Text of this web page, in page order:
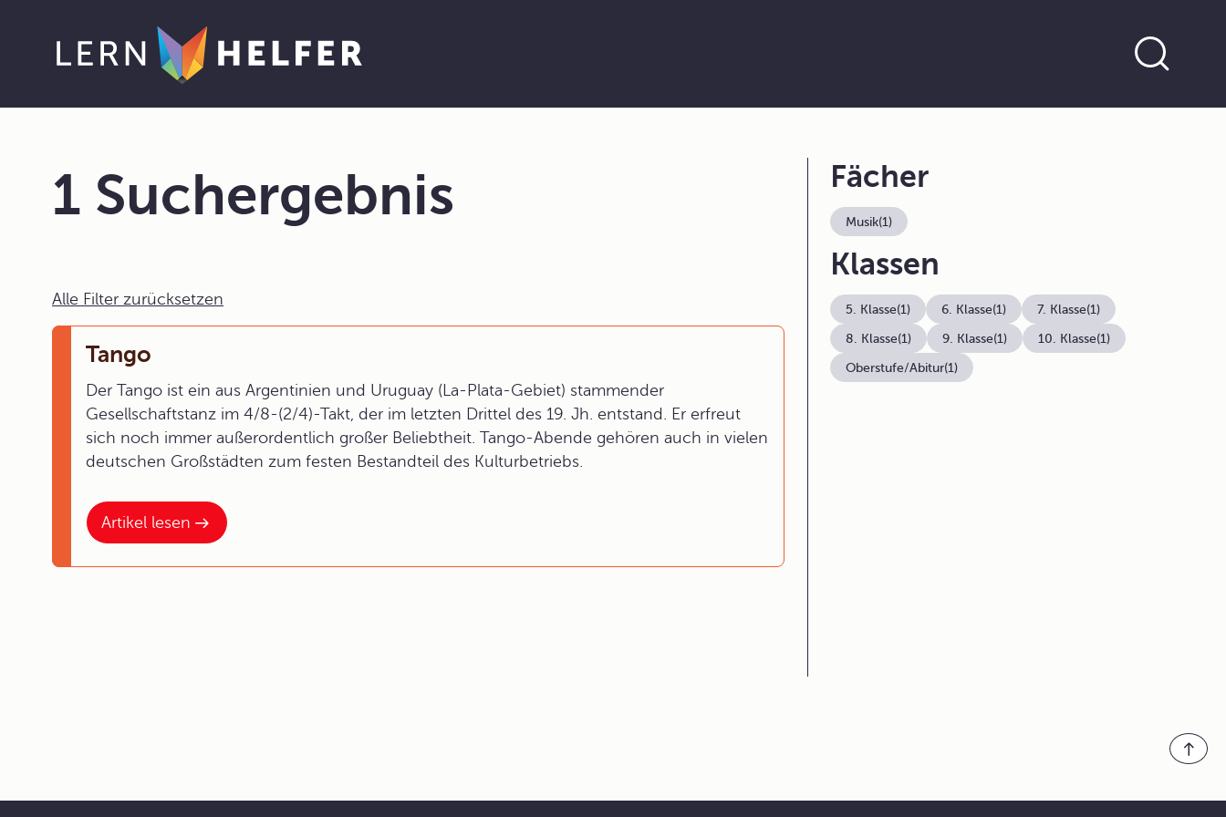
1 Suchergebnis
Alle Filter zurücksetzen
Artikel lesen
Tango
Der Tango ist ein aus Argentinien und Uruguay (La-Plata-Gebiet) stammender
Gesellschaftstanz im 4/8-(2/4)-Takt, der im letzten Drittel des 19. Jh. entstand. Er erfreut
sich noch immer außerordentlich großer Beliebtheit. Tango-Abende gehören auch in vielen
deutschen Großstädten zum festen Bestandteil des Kulturbetriebs.
Fächer
Musik(1)
Klassen
5. Klasse(1) 6. Klasse(1) 7. Klasse(1)
8. Klasse(1) 9. Klasse(1) 10. Klasse(1)
Oberstufe/Abitur(1)